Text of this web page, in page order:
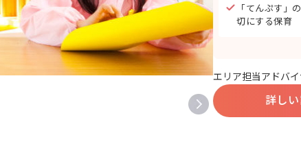
「てんぷす」
切にする保育
エリア担当アドバ
詳し